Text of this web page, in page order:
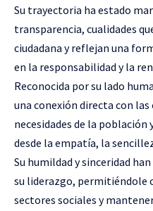
Su trayectoria ha estado
transparencia, cualidades
ciudadana y reflejan una
en la responsabilidad y la
Reconocida por su lado
una conexión directa con las
necesidades de la
desde la empatía, la
Su humildad y sinceridad
su liderazgo, permitiéndole
sectores sociales y